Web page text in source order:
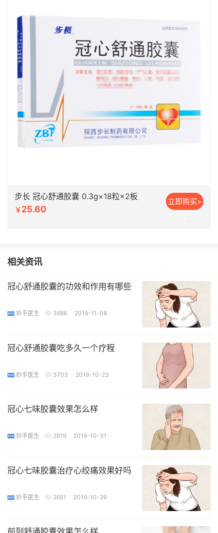
步长 冠心舒通胶囊 0.3g×18粒×2板
￥25.60
立即购买>
相关资讯
冠心舒通胶囊的功效和作用有哪些
妙手医生 3666 2019-11-08
冠心舒通胶囊吃多久一个疗程
妙手医生 3703 2019-10-23
冠心七味胶囊效果怎么样
妙手医生 2619 2019-10-31
冠心七味胶囊治疗心绞痛效果好吗
妙手医生 2651 2019-10-29